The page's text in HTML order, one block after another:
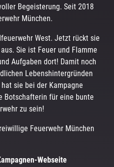
Begeisterung. Seit 2018
München.
West. Jetzt rückt sie
Sie ist Feuer und Flamme
Aufgaben dort! Damit noch
Lebenshintergründen
sie bei der Kampagne
Botschafterin für eine bunte
zu sein!
Feuerwehr München
Webseite